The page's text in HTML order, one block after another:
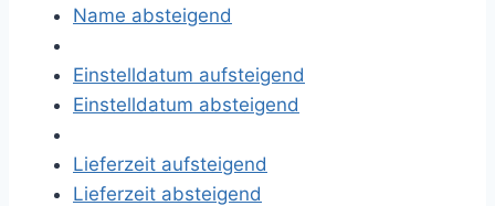
Name absteigend
Einstelldatum aufsteigend
Einstelldatum absteigend
Lieferzeit aufsteigend
Lieferzeit absteigend